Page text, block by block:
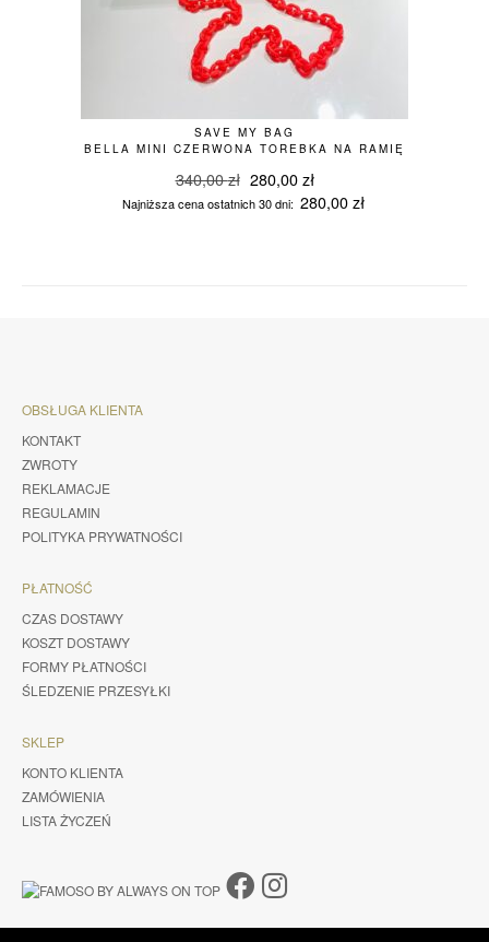
SAVE MY BAG
BELLA MINI CZERWONA TOREBKA NA RAMIĘ
340,00zł Pierwotna
wynosiła:
280,00 zł
wynosi:
Najniższa cena ostatnich 30 dni: 280,00 zł
OBSŁUGA KLIENTA
KONTAKT
ZWROTY
REKLAMACJE
REGULAMIN
POLITYKA PRYWATNOŚCI
PŁATNOŚĆ
CZAS DOSTAWY
KOSZT DOSTAWY
FORMY PŁATNOŚCI
ŚLEDZENIE PRZESYŁKI
SKLEP
KONTO KLIENTA
ZAMÓWIENIA
LISTA ŻYCZEŃ